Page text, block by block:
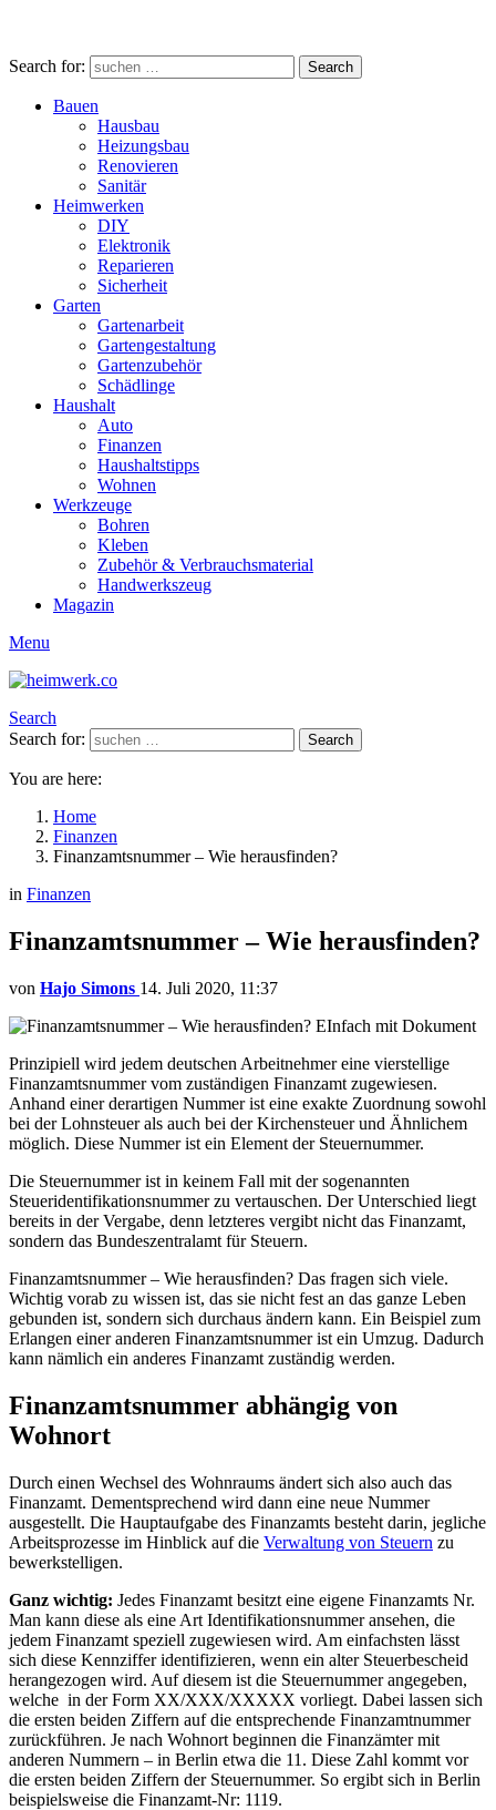
Search for: Search
Bauen
Hausbau
Heizungsbau
Renovieren
Sanitär
Heimwerken
DIY
Elektronik
Reparieren
Sicherheit
Garten
Gartenarbeit
Gartengestaltung
Gartenzubehör
Schädlinge
Haushalt
Auto
Finanzen
Haushaltstipps
Wohnen
Werkzeuge
Bohren
Kleben
Zubehör & Verbrauchsmaterial
Handwerkszeug
Magazin
Menu
Search
Search for:
Search
You are here:
Home
Finanzen
Finanzamtsnummer – Wie herausfinden?
in Finanzen
Finanzamtsnummer – Wie herausfinden?
von Hajo Simons 14. Juli 2020, 11:37
Prinzipiell wird jedem deutschen Arbeitnehmer eine vierstellige
Finanzamtsnummer vom zuständigen Finanzamt zugewiesen.
Anhand einer derartigen Nummer ist eine exakte Zuordnung sowohl
bei der Lohnsteuer als auch bei der Kirchensteuer und Ähnlichem
möglich. Diese Nummer ist ein Element der Steuernummer.
Die Steuernummer ist in keinem Fall mit der sogenannten
Steueridentifikationsnummer zu vertauschen. Der Unterschied liegt
bereits in der Vergabe, denn letzteres vergibt nicht das Finanzamt,
sondern das Bundeszentralamt für Steuern.
Finanzamtsnummer – Wie herausfinden? Das fragen sich viele.
Wichtig vorab zu wissen ist, das sie nicht fest an das ganze Leben
gebunden ist, sondern sich durchaus ändern kann. Ein Beispiel zum
Erlangen einer anderen Finanzamtsnummer ist ein Umzug. Dadurch
kann nämlich ein anderes Finanzamt zuständig werden.
Finanzamtsnummer abhängig von
Wohnort
Durch einen Wechsel des Wohnraums ändert sich also auch das
Finanzamt. Dementsprechend wird dann eine neue Nummer
ausgestellt. Die Hauptaufgabe des Finanzamts besteht darin, jegliche
Arbeitsprozesse im Hinblick auf die Verwaltung von Steuern zu
bewerkstelligen.
Ganz wichtig: Jedes Finanzamt besitzt eine eigene Finanzamts Nr.
Man kann diese als eine Art Identifikationsnummer ansehen, die
jedem Finanzamt speziell zugewiesen wird. Am einfachsten lässt
sich diese Kennziffer identifizieren, wenn ein alter Steuerbescheid
herangezogen wird. Auf diesem ist die Steuernummer angegeben,
welche in der Form XX/XXX/XXXXX vorliegt. Dabei lassen sich
die ersten beiden Ziffern auf die entsprechende Finanzamtnummer
zurückführen. Je nach Wohnort beginnen die Finanzämter mit
anderen Nummern – in Berlin etwa die 11. Diese Zahl kommt vor
die ersten beiden Ziffern der Steuernummer. So ergibt sich in Berlin
beispielsweise die Finanzamt-Nr: 1119.